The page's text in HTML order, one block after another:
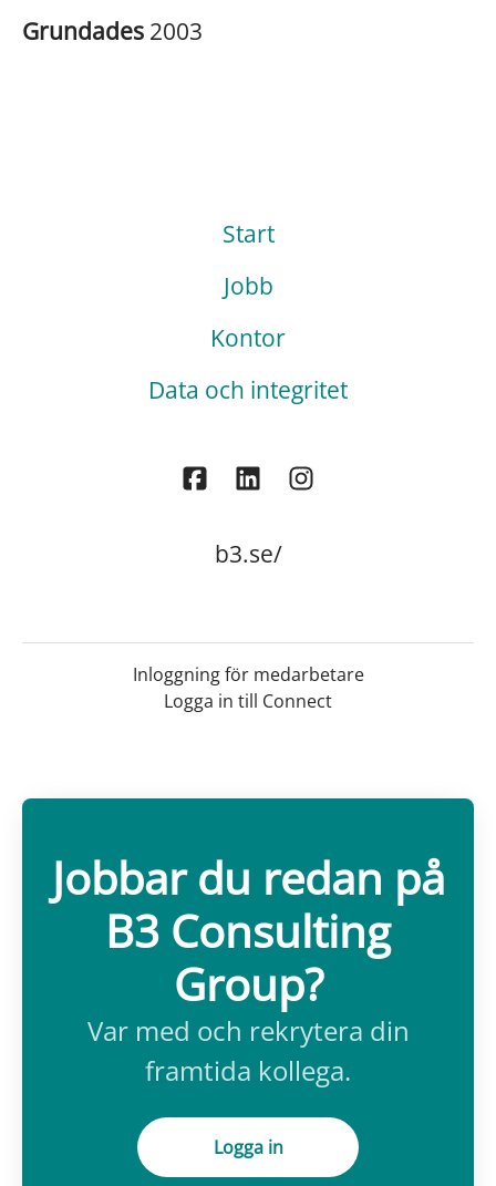
Grundades 2003
Start
Jobb
Kontor
Data och integritet
b3.se/
Inloggning för medarbetare
Logga in till Connect
Jobbar du redan på
B3 Consulting
Group?
Var med och rekrytera din
framtida kollega.
Logga in